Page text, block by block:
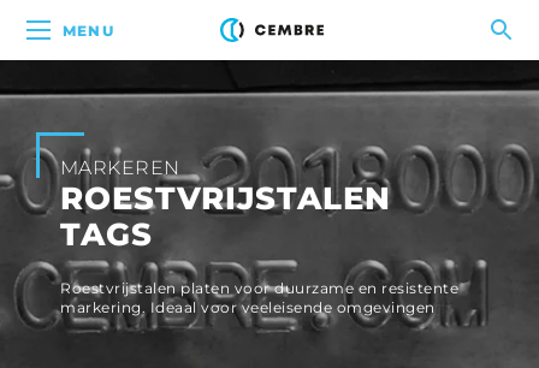
MENU
MARKEREN
ROESTVRIJSTALEN
TAGS
Roestvrijstalen platen voor duurzame en resistente
markering. Ideaal voor veeleisende omgevingen